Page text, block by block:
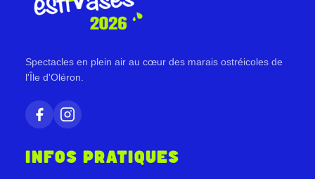
Spectacles en plein air au cœur des marais ostréicoles de
l'Île d'Oléron.
INFOS PRATIQUES